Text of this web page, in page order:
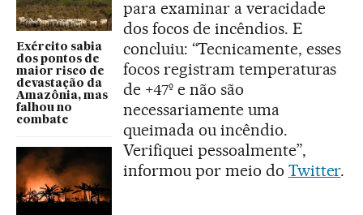
Exército sabia
dos pontos de
maior risco de
devastação da
Amazônia, mas
falhou no
combate
para examinar a veracidade
dos focos de incêndios. E
concluiu: “Tecnicamente, esses
focos registram temperaturas
de +47º e não são
necessariamente uma
queimada ou incêndio.
Verifiquei pessoalmente”,
informou por meio do Twitter.